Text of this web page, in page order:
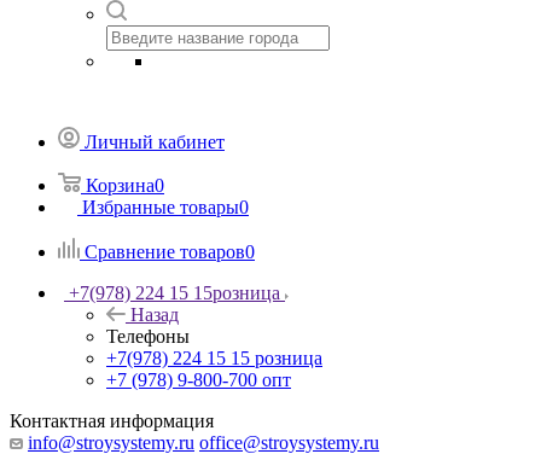
Личный кабинет
Корзина0
Избранные товары0
Сравнение товаров0
+7(978) 224 15 15розница
Назад
Телефоны
+7(978) 224 15 15 розница
+7 (978) 9-800-700 опт
Контактная информация
info@stroysystemy.ru office@stroysystemy.ru